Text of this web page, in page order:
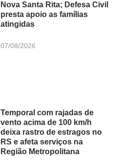
Nova Santa Rita; Defesa Civil
presta apoio as famílias
atingidas
07/08/2026
Temporal com rajadas de
vento acima de 100 km/h
deixa rastro de estragos no
RS e afeta serviços na
Região Metropolitana